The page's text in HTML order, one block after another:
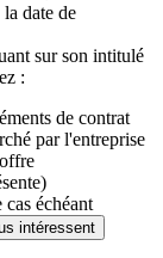
date de
sur son intitulé
:
de contrat
par l'entreprise
échéant
intéressent